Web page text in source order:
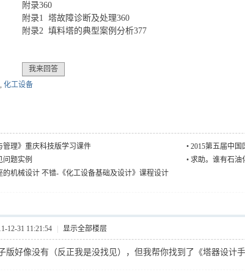
附录360
附录1 塔故障诊断及处理360
附录2 填料塔的典型案例分析377
我来回答
, 化工设备
管理》重庆科技版学习课件 • 2015第五届中
问题实例
• 求助。谁有石油
的机械设计 不错-《化工设备基础及设计》课程设计
12-31 11:21:54 显示全部楼层
版好像没有（反正我是没找见），但我帮你找到了《塔器设计